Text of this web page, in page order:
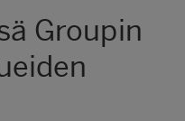
Groupin